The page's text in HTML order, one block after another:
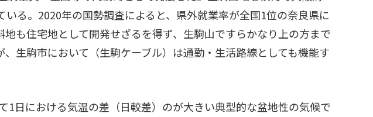
る。2020年の国勢調査によると、県外就業率が全国1位の奈良県に
も住宅地として開発せざるを得ず、生駒山ですらかなり上の方まで
生駒市において（生駒ケーブル）は通勤・生活路線としても機能す
日における気温の差（日較差）のが大きい典型的な盆地性の気候で